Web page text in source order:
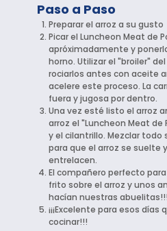
Paso a Paso
Preparar el arroz a su gusto
Picar el Luncheon Meat de
apróximadamente y
horno. Utilizar el "broiler"
rociarlos antes con aceite
acelere este proceso. La
fuera y jugosa por dentro.
Una vez esté listo el arroz
arroz el "Luncheon Meat
y el cilantrillo. Mezclar
para que el arroz se suelte
entrelacen.
El compañero perfecto
frito sobre el arroz y unos
hacían nuestras abuelitas!!!
¡¡¡Excelente para esos
cocinar!!!